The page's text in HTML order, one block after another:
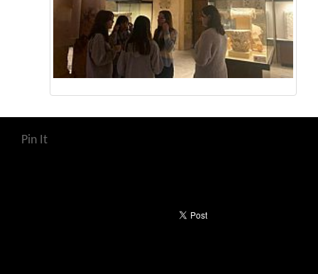
Pin It